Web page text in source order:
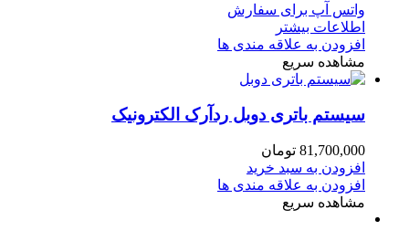
واتس آپ برای سفارش
اطلاعات بیشتر
افزودن به علاقه مندی ها
مشاهده سریع
سیستم باتری دوبل ردآرک الکترونیک
81,700,000 تومان
افزودن به سبد خرید
افزودن به علاقه مندی ها
مشاهده سریع